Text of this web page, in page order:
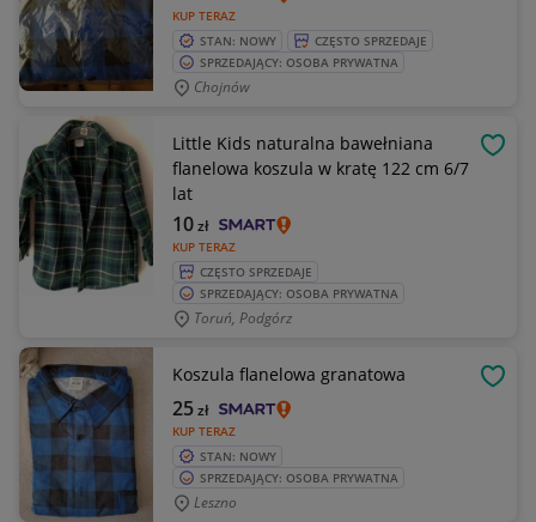
KUP TERAZ
STAN: NOWY
CZĘSTO SPRZEDAJE
SPRZEDAJĄCY: OSOBA PRYWATNA
Chojnów
Little Kids naturalna bawełniana
flanelowa koszula w kratę 122 cm 6/7
lat
KUP TERAZ
10zł
CZĘSTO SPRZEDAJE
SPRZEDAJĄCY: OSOBA PRYWATNA
Toruń, Podgórz
Koszula flanelowa granatowa
KUP TERAZ
25zł
STAN: NOWY
SPRZEDAJĄCY: OSOBA PRYWATNA
Leszno